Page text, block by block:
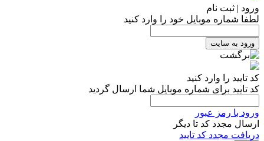
ورود | ثبت نام
لطفا شماره موبایل خود را وارد کنید
ورود به سایت
کد تایید را وارد کنید
کد تایید برای شماره موبایل شما ارسال گردید
ورود با رمز عبور
ارسال مجدد کد تا دیگر
دریافت مجدد کد تایید